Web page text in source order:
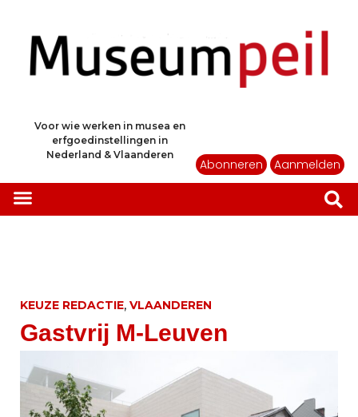
Voor wie werken in musea en
erfgoedinstellingen in
Nederland & Vlaanderen
Abonneren Aanmelden
KEUZE REDACTIE, VLAANDEREN
Gastvrij M-Leuven